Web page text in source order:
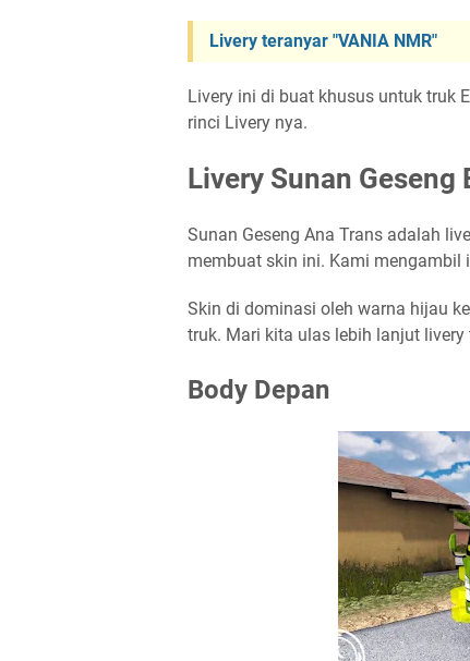
Livery teranyar "VANIA NMR"
Livery ini di buat khusus untuk truk
rinci Livery nya.
Livery Sunan Geseng
Sunan Geseng Ana Trans adalah
membuat skin ini. Kami mengambil
Skin di dominasi oleh warna hijau
truk. Mari kita ulas lebih lanjut livery
Body Depan